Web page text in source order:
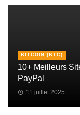
BITCOIN (BTC)
10+ Meilleurs
PayPal
11 juillet 2025